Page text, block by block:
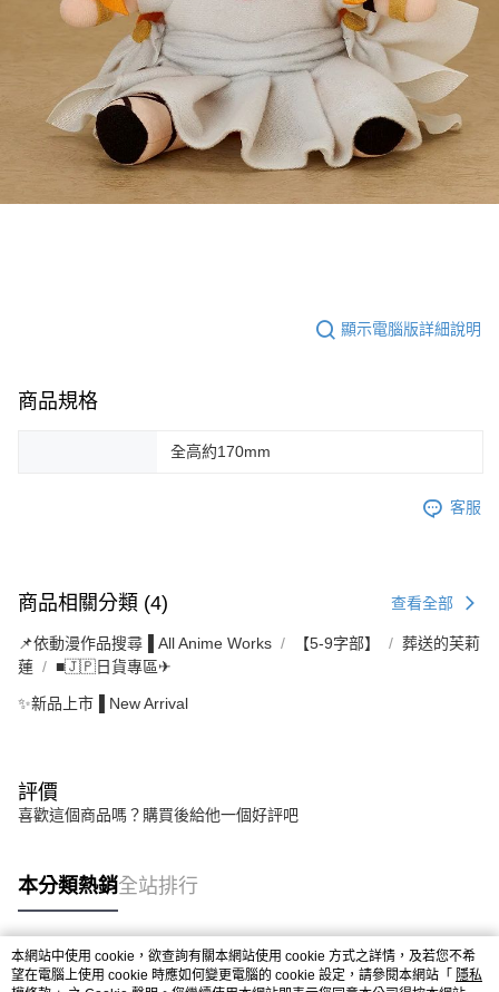
顯示電腦版詳細說明
商品規格
全高約170mm
客服
商品相關分類 (4) 查看全部
📌依動漫作品搜尋▐ All Anime Works 【5-9字部】
葬送的芙莉
蓮
■🇯🇵日貨專區✈
✨新品上市▐ New Arrival
評價
喜歡這個商品嗎？購買後給他一個好評吧
本分類熱銷全站排行
熱門標籤
本網站中使用 cookie，欲查詢有關本網站使用 cookie 方式之詳情，及若您不希
望在電腦上使用 cookie 時應如何變更電腦的 cookie 設定，請參閱本網站「 隱私